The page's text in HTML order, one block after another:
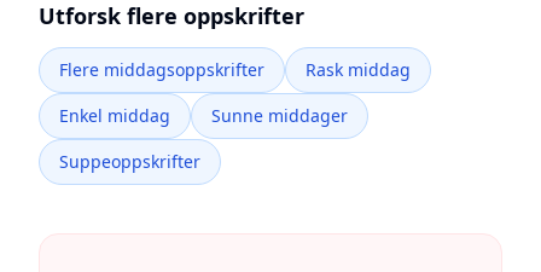
Utforsk flere oppskrifter
Flere middagsoppskrifter
Rask middag
Enkel middag
Sunne middager
Suppeoppskrifter